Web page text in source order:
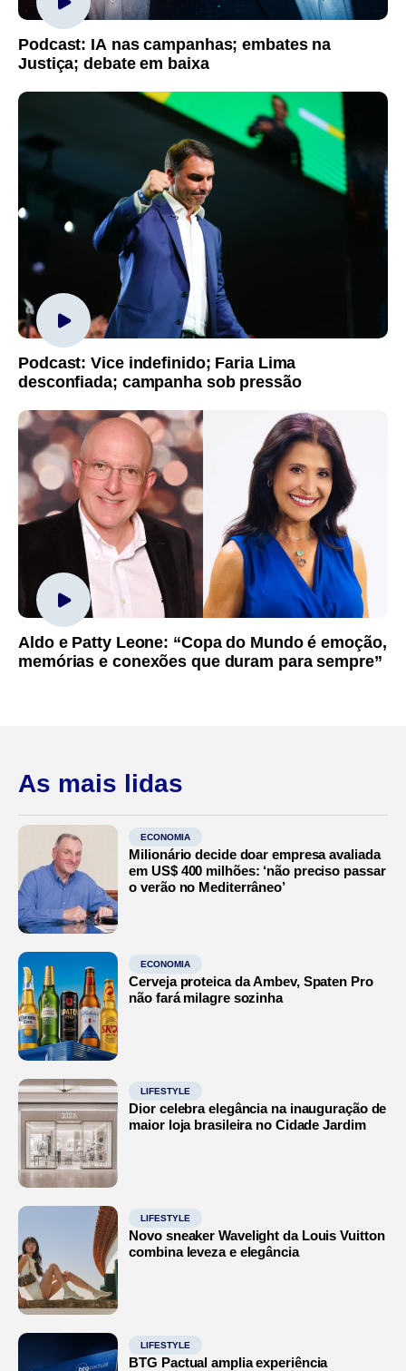
Podcast: IA nas campanhas; embates na
Justiça; debate em baixa
Podcast: Vice indefinido; Faria Lima
desconfiada; campanha sob pressão
Aldo e Patty Leone: “Copa do Mundo é emoção,
memórias e conexões que duram para sempre”
As mais lidas
ECONOMIA
Milionário decide doar empresa avaliada
em US$ 400 milhões: ‘não preciso passar
o verão no Mediterrâneo’
ECONOMIA
Cerveja proteica da Ambev, Spaten Pro
não fará milagre sozinha
LIFESTYLE
Dior celebra elegância na inauguração de
maior loja brasileira no Cidade Jardim
LIFESTYLE
Novo sneaker Wavelight da Louis Vuitton
combina leveza e elegância
LIFESTYLE
BTG Pactual amplia experiência